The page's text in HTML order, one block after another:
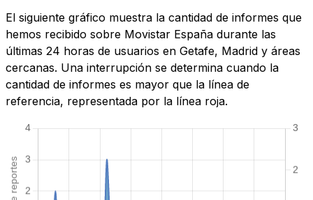
El siguiente gráfico muestra la cantidad de informes que
hemos recibido sobre Movistar España durante las
últimas 24 horas de usuarios en Getafe, Madrid y áreas
cercanas. Una interrupción se determina cuando la
cantidad de informes es mayor que la línea de
referencia, representada por la línea roja.